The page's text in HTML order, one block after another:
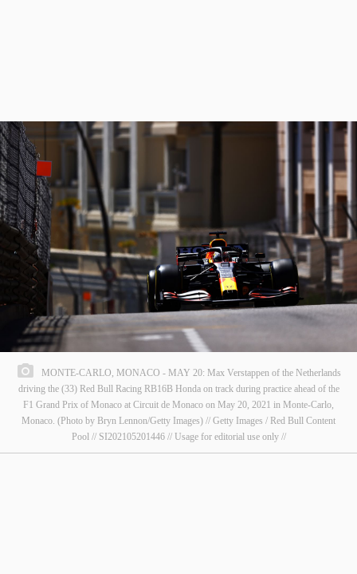
MONTE-CARLO, MONACO - MAY 20: Max Verstappen of the Netherlands
driving the (33) Red Bull Racing RB16B Honda on track during practice ahead of the
F1 Grand Prix of Monaco at Circuit de Monaco on May 20, 2021 in Monte-Carlo,
Monaco. (Photo by Bryn Lennon/Getty Images) // Getty Images / Red Bull Content
Pool // SI202105201446 // Usage for editorial use only //